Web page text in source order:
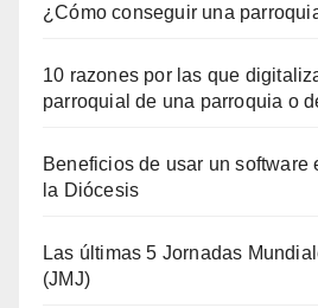
¿Cómo conseguir una
10 razones por las que
parroquial de una parroquia o
Beneficios de usar un software
la Diócesis
Las últimas 5 Jornadas
(JMJ)